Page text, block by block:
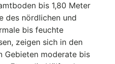
bis 1,80 Meter
des nördlichen und
bis feuchte
zeigen sich in den
Gebieten moderate bis